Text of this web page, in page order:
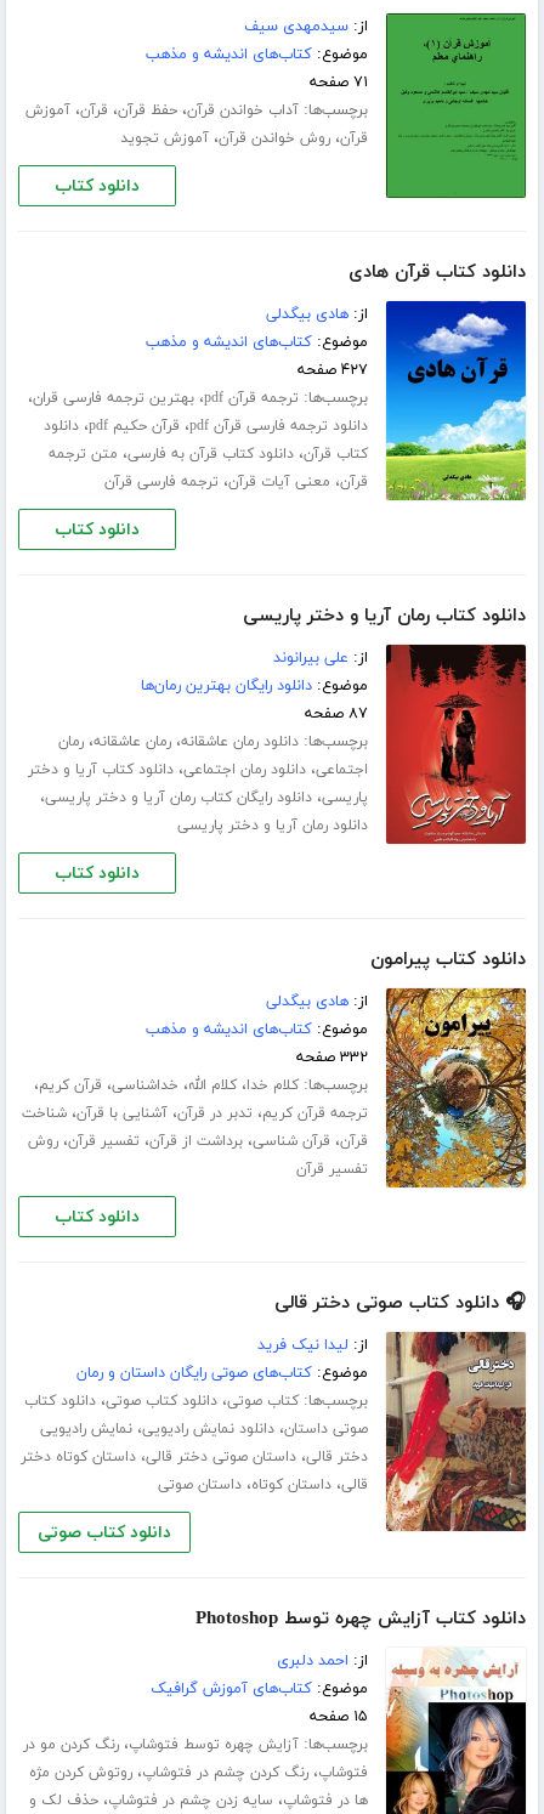
از:سیدمهدى سیف
موضوع:کتاب‌های اندیشه و مذهب
۷۱ صفحه
برچسب‌ها:آداب خواندن قرآن،حفظ قرآن، قرآن،آموزش
قرآن،روش خواندن قرآن،آموزش تجوید
دانلود کتاب
دانلود کتاب قرآن هادی
از:هادی بیگدلی
موضوع:کتاب‌های اندیشه و مذهب
۴۲۷ صفحه
برچسب‌ها: ترجمه قرآن pdf ،بهترین ترجمه فارسی قران،
دانلود ترجمه فارسی قرآن pdf ، قرآن حکیم pdf ،دانلود
کتاب قرآن،دانلود کتاب قرآن به فارسی، متن ترجمه
قرآن، معنی آیات قرآن، ترجمه فارسی قرآن
دانلود کتاب
دانلود کتاب رمان آریا و دختر پاریسی
از: علی بیرانوند
موضوع:دانلود رایگان بهترین رمان‌ها
۸۷ صفحه
برچسب‌ها:دانلود رمان عاشقانه،رمان عاشقانه،رمان
اجتماعی،دانلود رمان اجتماعی،دانلود کتاب آریا و دختر
پاریسی،دانلود رایگان کتاب رمان آریا و دختر پاریسی،
دانلود رمان آریا و دختر پاریسی
دانلود کتاب
دانلود کتاب پیرامون
از:هادی بیگدلی
موضوع:کتاب‌های اندیشه و مذهب
۳۳۲ صفحه
برچسب‌ها:کلام خدا،کلام الله، خداشناسی، قرآن کریم،
ترجمه قرآن کریم، تدبر در قرآن،آشنایی با قرآن،شناخت
قرآن، قرآن شناسی،برداشت از قرآن، تفسیر قرآن،روش
تفسیر قرآن
دانلود کتاب
🎧 دانلود کتاب صوتی دختر قالی
از: لیدا نیک فرید
موضوع:کتاب‌های صوتی رایگان داستان و رمان
برچسب‌ها:کتاب صوتی،دانلود کتاب صوتی،دانلود کتاب
صوتی داستان،دانلود نمایش رادیویی،نمایش رادیویی
دختر قالی،داستان صوتی دختر قالی،داستان کوتاه دختر
قالی،داستان کوتاه،داستان صوتی
دانلود کتاب صوتی
دانلود کتاب آزایش چهره توسط Photoshop
از: احمد دلبری
موضوع:کتاب‌های آموزش گرافیک
۱۵ صفحه
برچسب‌ها:آزایش چهره توسط فتوشاپ،رنگ کردن مو در
فتوشاپ،رنگ کردن چشم در فتوشاپ،روتوش کردن مژه
ها در فتوشاپ، سایه زدن چشم در فتوشاپ،حذف لک و